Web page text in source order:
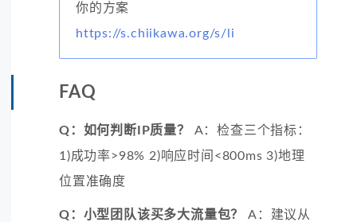
你的方案
https://s.chiikawa.org/s/li
FAQ
Q：如何判断IP质量？
A：检查三个指标：
1)成功率>98% 2)响应时间<800ms 3)地理
位置准确度
Q：小型团队该买多大流量包？
A：建议从